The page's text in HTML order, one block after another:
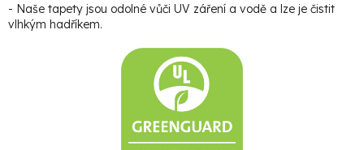
- Naše tapety jsou odolné vůči UV záření a vodě a lze je čistit
vlhkým hadříkem.